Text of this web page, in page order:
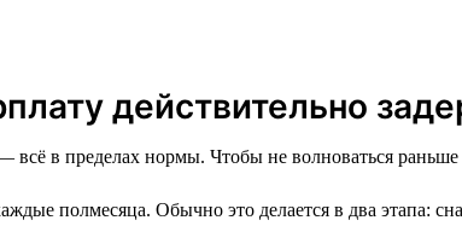
действительно
всё в пределах нормы. Чтобы не волноваться
полмесяца. Обычно это делается в два этапа: